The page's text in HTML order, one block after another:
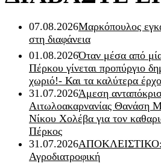
07.08.2026Μαρκόπουλος
στη διαφάνεια
01.08.2026Όταν μέσα από
Πέρκου γίνεται προπύργιο
χωριό!- Και τα καλύτερα
31.07.2026Άμεση
Αιτωλοακαρνανίας Θανάση
Νίκου Χολέβα για τον
Πέρκος
31.07.2026ΑΠΟΚΛΕΙΣΤΙΚΟ:
Αγροδιατροφική